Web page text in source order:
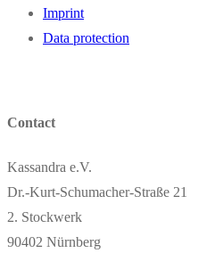
Imprint
Data protection
Contact
Kassandra e.V.
Dr.-Kurt-Schumacher-Straße 21
2. Stockwerk
90402 Nürnberg